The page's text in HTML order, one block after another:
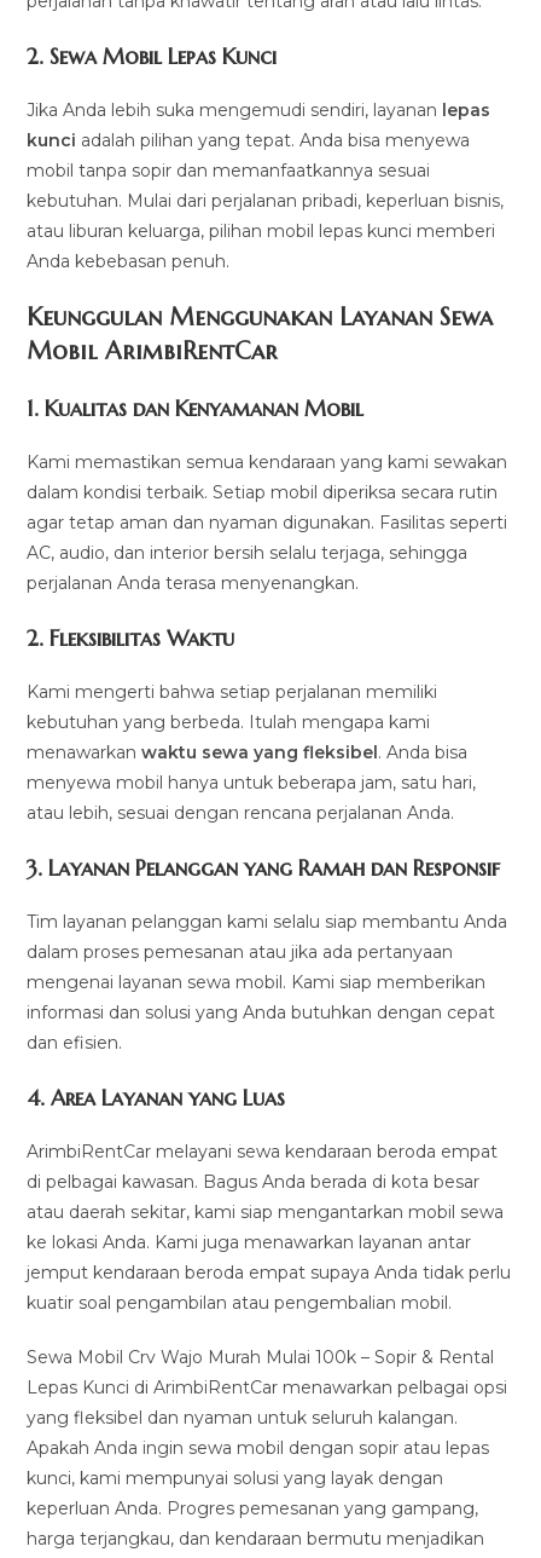
2.Sewa Mobil Lepas Kunci
Jika Anda lebih suka mengemudi sendiri, layanan lepas
kunci adalah pilihan yang tepat. Anda bisa menyewa
mobil tanpa sopir dan memanfaatkannya sesuai
kebutuhan. Mulai dari perjalanan pribadi, keperluan bisnis,
atau liburan keluarga, pilihan mobil lepas kunci memberi
Anda kebebasan penuh.
Keunggulan Menggunakan Layanan Sewa
Mobil ArimbiRentCar
1.Kualitas dan Kenyamanan Mobil
Kami memastikan semua kendaraan yang kami sewakan
dalam kondisi terbaik. Setiap mobil diperiksa secara rutin
agar tetap aman dan nyaman digunakan. Fasilitas seperti
AC, audio, dan interior bersih selalu terjaga, sehingga
perjalanan Anda terasa menyenangkan.
2.Fleksibilitas Waktu
Kami mengerti bahwa setiap perjalanan memiliki
kebutuhan yang berbeda. Itulah mengapa kami
menawarkanwaktu sewa yang fleksibel. Anda bisa
menyewa mobil hanya untuk beberapa jam, satu hari,
atau lebih, sesuai dengan rencana perjalanan Anda.
3.Layanan Pelanggan yang Ramah dan Responsif
Tim layanan pelanggan kami selalu siap membantu Anda
dalam proses pemesanan atau jika ada pertanyaan
mengenai layanan sewa mobil. Kami siap memberikan
informasi dan solusi yang Anda butuhkan dengan cepat
dan efisien.
4.Area Layanan yang Luas
ArimbiRentCar melayani sewa kendaraan beroda empat
di pelbagai kawasan. Bagus Anda berada di kota besar
atau daerah sekitar, kami siap mengantarkan mobil sewa
ke lokasi Anda. Kami juga menawarkan layanan antar
jemput kendaraan beroda empat supaya Anda tidak perlu
kuatir soal pengambilan atau pengembalian mobil.
Sewa Mobil Crv Wajo Murah Mulai 100k – Sopir & Rental
Lepas Kunci di ArimbiRentCar menawarkan pelbagai opsi
yang fleksibel dan nyaman untuk seluruh kalangan.
Apakah Anda ingin sewa mobil dengan sopir atau lepas
kunci, kami mempunyai solusi yang layak dengan
keperluan Anda. Progres pemesanan yang gampang,
harga terjangkau, dan kendaraan bermutu menjadikan